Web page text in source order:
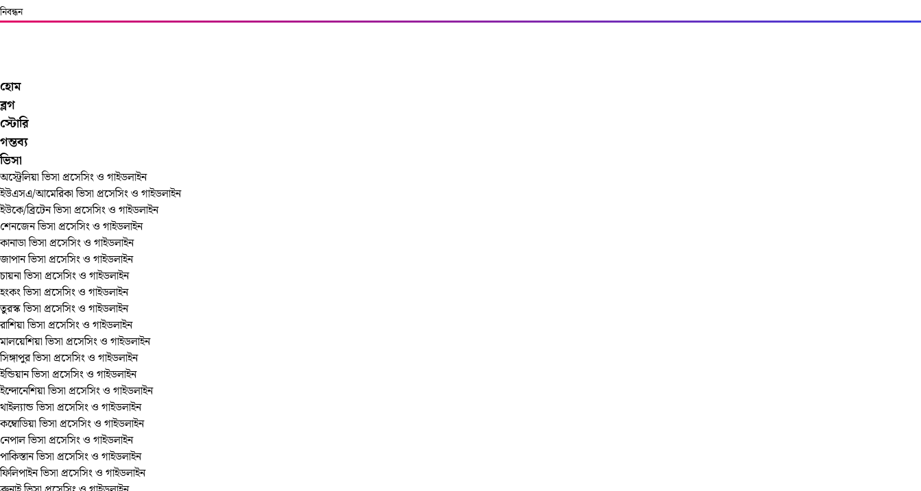
নিবন্ধন
হোম
ব্লগ
স্টোরি
গন্তব্য
ভিসা
অস্ট্রেলিয়া ভিসা প্রসেসিং ও গাইডলাইন
ইউএসএ/আমেরিকা ভিসা প্রসেসিং ও গাইডলাইন
ইউকে/ব্রিটেন ভিসা প্রসেসিং ও গাইডলাইন
শেনজেন ভিসা প্রসেসিং ও গাইডলাইন
কানাডা ভিসা প্রসেসিং ও গাইডলাইন
জাপান ভিসা প্রসেসিং ও গাইডলাইন
চায়না ভিসা প্রসেসিং ও গাইডলাইন
হংকং ভিসা প্রসেসিং ও গাইডলাইন
তুরস্ক ভিসা প্রসেসিং ও গাইডলাইন
রাশিয়া ভিসা প্রসেসিং ও গাইডলাইন
মালয়েশিয়া ভিসা প্রসেসিং ও গাইডলাইন
সিঙ্গাপুর ভিসা প্রসেসিং ও গাইডলাইন
ইন্ডিয়ান ভিসা প্রসেসিং ও গাইডলাইন
ইন্দোনেশিয়া ভিসা প্রসেসিং ও গাইডলাইন
থাইল্যান্ড ভিসা প্রসেসিং ও গাইডলাইন
কম্বোডিয়া ভিসা প্রসেসিং ও গাইডলাইন
নেপাল ভিসা প্রসেসিং ও গাইডলাইন
পাকিস্তান ভিসা প্রসেসিং ও গাইডলাইন
ফিলিপাইন ভিসা প্রসেসিং ও গাইডলাইন